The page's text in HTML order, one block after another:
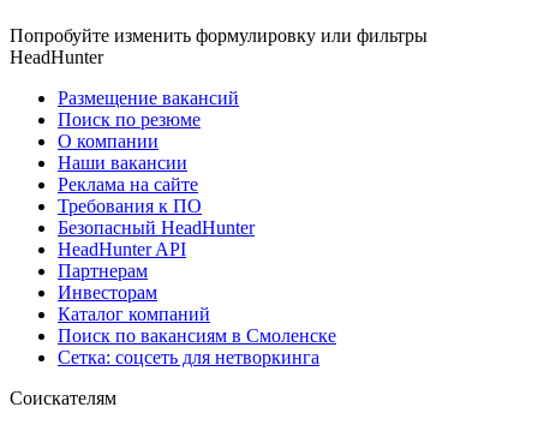
Попробуйте изменить формулировку или фильтры
HeadHunter
Размещение вакансий
Поиск по резюме
О компании
Наши вакансии
Реклама на сайте
Требования к ПО
Безопасный HeadHunter
HeadHunter API
Партнерам
Инвесторам
Каталог компаний
Поиск по вакансиям в Смоленске
Сетка: соцсеть для нетворкинга
Соискателям